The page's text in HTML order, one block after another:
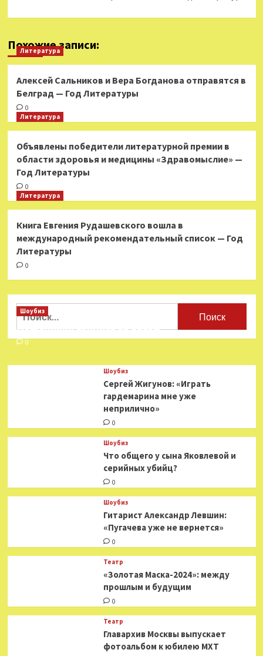
Похожие записи:
Литература
Алексей Сальников и Вера Богданова отправятся в
Белград — Год Литературы
0
Литература
Объявлены победители литературной премии в
области здоровья и медицины «Здравомыслие» —
Год Литературы
0
Литература
Книга Евгения Рудашевского вошла в
международный рекомендательный список — Год
Литературы
0
Найти:
Шоубиз
Мошенники взялись за звезд
0
Шоубиз
Сергей Жигунов: «Играть
гардемарина мне уже
неприлично»
0
Шоубиз
Что общего у сына Яковлевой и
серийных убийц?
0
Шоубиз
Гитарист Александр Левшин:
«Пугачева уже не вернется»
0
Театр
«Золотая Маска-2024»: между
прошлым и будущим
0
Театр
​​Главархив Москвы выпускает
фотоальбом к юбилею МХТ